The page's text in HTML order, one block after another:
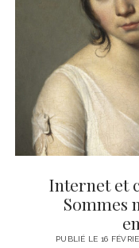
Internet et
Sommes
PUBLIÉ LE 16